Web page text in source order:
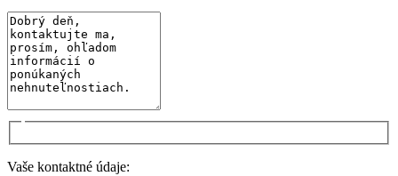
Vaše kontaktné údaje: